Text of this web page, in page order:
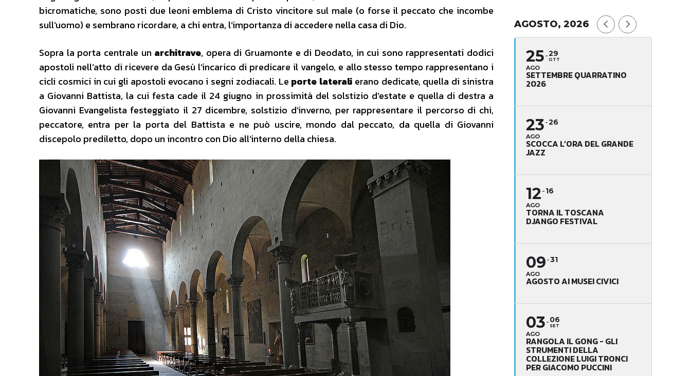
bicromatiche, sono posti due leoni emblema di Cristo vincitore sul male (o forse il peccato che incombe
sull’uomo) e sembrano ricordare, a chi entra, l’importanza di accedere nella casa di Dio.
Sopra la porta centrale un architrave, opera di Gruamonte e di Deodato, in cui sono rappresentati dodici
apostoli nell’atto di ricevere da Gesù l’incarico di predicare il vangelo, e allo stesso tempo rappresentano i
cicli cosmici in cui gli apostoli evocano i segni zodiacali. Le porte laterali erano dedicate, quella di sinistra
a Giovanni Battista, la cui festa cade il 24 giugno in prossimità del solstizio d’estate e quella di destra a
Giovanni Evangelista festeggiato il 27 dicembre, solstizio d’inverno, per rappresentare il percorso di chi,
peccatore, entra per la porta del Battista e ne può uscire, mondo dal peccato, da quella di Giovanni
discepolo prediletto, dopo un incontro con Dio all’interno della chiesa.
AGOSTO, 2026
25
AGO
29
OTT
SETTEMBRE QUARRATINO
2026
23
AGO
26
SCOCCA L’ORA DEL GRANDE
JAZZ
12
AGO
16
TORNA IL TOSCANA
DJANGO FESTIVAL
09
AGO
31
AGOSTO AI MUSEI CIVICI
03
AGO
06
SET
RANGOLA IL GONG - GLI
STRUMENTI DELLA
COLLEZIONE LUIGI TRONCI
PER GIACOMO PUCCINI